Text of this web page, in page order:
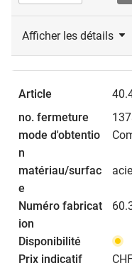
Afficher les détails